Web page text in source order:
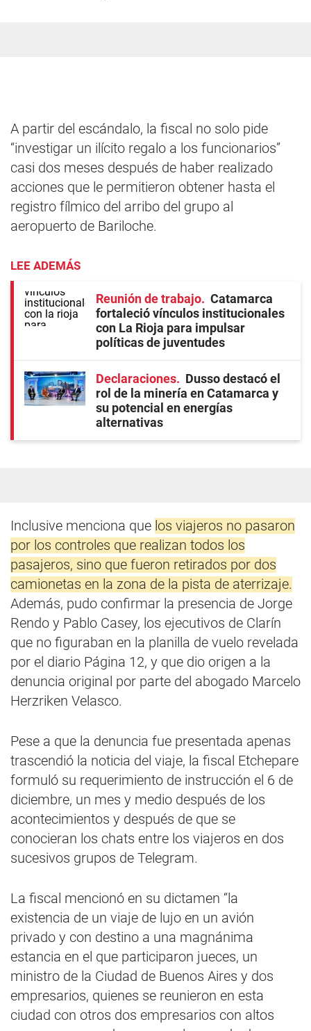
A partir del escándalo, la fiscal no solo pide
“investigar un ilícito regalo a los funcionarios”
casi dos meses después de haber realizado
acciones que le permitieron obtener hasta el
registro fílmico del arribo del grupo al
aeropuerto de Bariloche.
LEE ADEMÁS
Reunión de trabajo
Catamarca
fortaleció vínculos institucionales
con La Rioja para impulsar
políticas de juventudes
Declaraciones
Dusso destacó el
rol de la minería en Catamarca y
su potencial en energías
alternativas
Inclusive menciona que los viajeros no pasaron
por los controles que realizan todos los
pasajeros, sino que fueron retirados por dos
camionetas en la zona de la pista de aterrizaje.
Además, pudo confirmar la presencia de Jorge
Rendo y Pablo Casey, los ejecutivos de Clarín
que no figuraban en la planilla de vuelo revelada
por el diario Página 12, y que dio origen a la
denuncia original por parte del abogado Marcelo
Herzriken Velasco.
Pese a que la denuncia fue presentada apenas
trascendió la noticia del viaje, la fiscal Etchepare
formuló su requerimiento de instrucción el 6 de
diciembre, un mes y medio después de los
acontecimientos y después de que se
conocieran los chats entre los viajeros en dos
sucesivos grupos de Telegram.
La fiscal mencionó en su dictamen “la
existencia de un viaje de lujo en un avión
privado y con destino a una magnánima
estancia en el que participaron jueces, un
ministro de la Ciudad de Buenos Aires y dos
empresarios, quienes se reunieron en esta
ciudad con otros dos empresarios con altos